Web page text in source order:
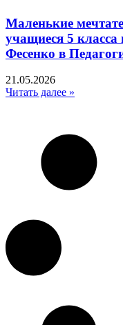
Маленькие
учащиеся 5
Фесенко в
21.05.2026
Читать далее »